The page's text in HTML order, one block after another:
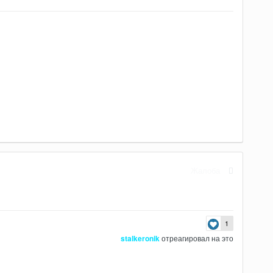
1
stalkeronikотреагировал на это